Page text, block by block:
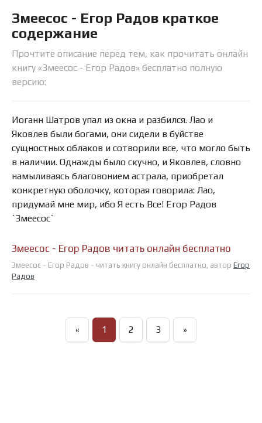
Змеесос - Егор Радов краткое
содержание
Прочтите описание перед тем, как прочитать онлайн
книгу «Змеесос - Егор Радов» бесплатно полную
версию:
Иоганн Шатров упал из окна и разбился. Лао и
Яковлев были богами, они сидели в буйстве
сущностных облаков и сотворили все, что могло быть
в наличии. Однажды было скучно, и Яковлев, словно
намыливаясь благовонием астрала, приобретал
конкретную оболочку, которая говорила: Лао,
придумай мне мир, ибо Я есть Все! Егор Радов
`Змеесос`
Змеесос - Егор Радов читать онлайн бесплатно
Змеесос - Егор Радов - читать книгу онлайн бесплатно, автор Егор
Радов
« 1 2 3 »